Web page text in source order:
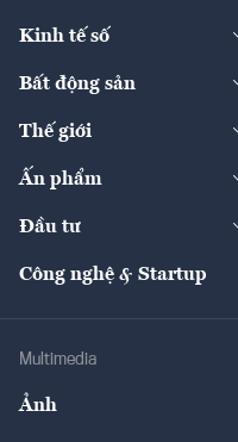
Diễn đàn
Ngân hàng
Bảo hiểm
Kinh tế số
Sản phẩm - Thị trường
Start-up
Quản trị số
Bất động sản
Chính sách
Tư vấn
Thế giới
Kinh tế
Ấn phẩm
The Guide
Đầu tư
Công nghệ & Startup
Multimedia
Ảnh